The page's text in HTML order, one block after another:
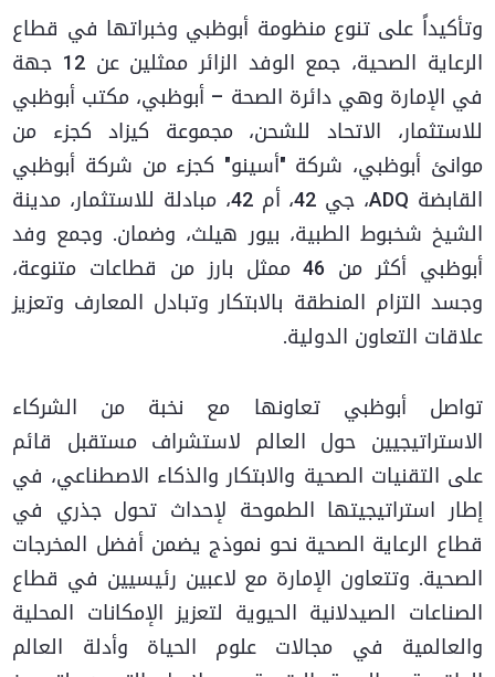
وتأكيداً على تنوع منظومة أبوظبي وخبراتها في قطاع
الرعاية الصحية، جمع الوفد الزائر ممثلين عن 12 جهة
في الإمارة وهي دائرة الصحة – أبوظبي، مكتب أبوظبي
للاستثمار، الاتحاد للشحن، مجموعة كيزاد كجزء من
موانئ أبوظبي، شركة "أسينو" كجزء من شركة أبوظبي
القابضة ADQ، جي 42، أم 42، مبادلة للاستثمار، مدينة
الشيخ شخبوط الطبية، بيور هيلث، وضمان. وجمع وفد
أبوظبي أكثر من 46 ممثل بارز من قطاعات متنوعة،
وجسد التزام المنطقة بالابتكار وتبادل المعارف وتعزيز
علاقات التعاون الدولية.
تواصل أبوظبي تعاونها مع نخبة من الشركاء
الاستراتيجيين حول العالم لاستشراف مستقبل قائم
على التقنيات الصحية والابتكار والذكاء الاصطناعي، في
إطار استراتيجيتها الطموحة لإحداث تحول جذري في
قطاع الرعاية الصحية نحو نموذج يضمن أفضل المخرجات
الصحية. وتتعاون الإمارة مع لاعبين رئيسيين في قطاع
الصناعات الصيدلانية الحيوية لتعزيز الإمكانات المحلية
والعالمية في مجالات علوم الحياة وأدلة العالم